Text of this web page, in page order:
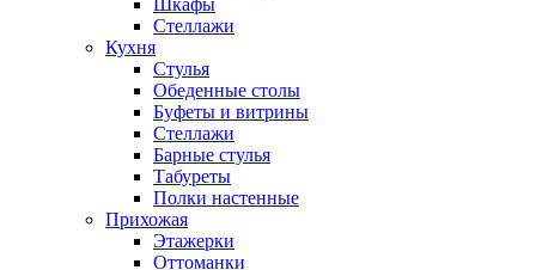
Шкафы
Стеллажи
Кухня
Стулья
Обеденные столы
Буфеты и витрины
Стеллажи
Барные стулья
Табуреты
Полки настенные
Прихожая
Этажерки
Оттоманки